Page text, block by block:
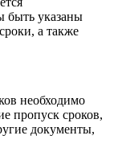
быть указаны
а также
необходимо
пропуск сроков,
документы,